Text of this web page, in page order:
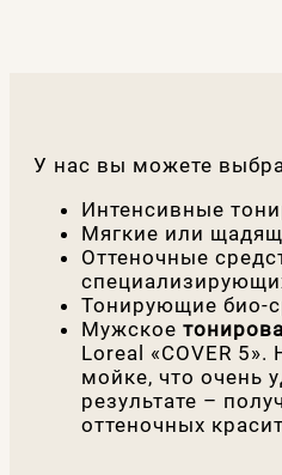
У нас вы можете
Интенсивные
Мягкие или
Оттеночные
Тонирующие био-
Мужское
Loreal «COVER
мойке, что очень
результате –
оттеночных